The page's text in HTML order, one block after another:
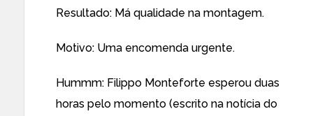
Resultado: Má qualidade na montagem.
Motivo: Uma encomenda urgente.
Hummm: Filippo Monteforte esperou duas
horas pelo momento (escrito na notícia do